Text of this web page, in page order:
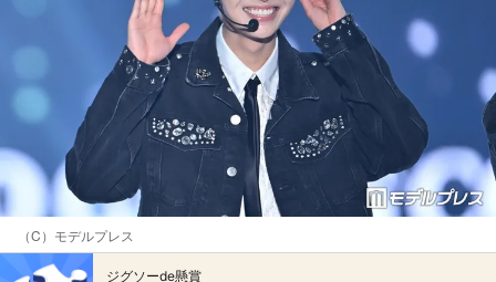
（C）モデルプレス
ジグソーde懸賞